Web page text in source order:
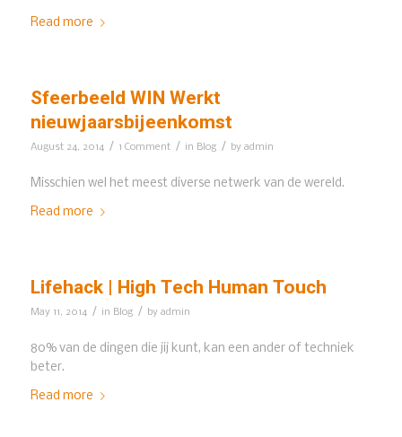
Read more
Sfeerbeeld WIN Werkt
nieuwjaarsbijeenkomst
August 24, 2014 / 1 Comment / in Blog / by admin
Misschien wel het meest diverse netwerk van de wereld.
Read more
Lifehack | High Tech Human Touch
May 11, 2014 / in Blog / by admin
80% van de dingen die jij kunt, kan een ander of techniek
beter.
Read more